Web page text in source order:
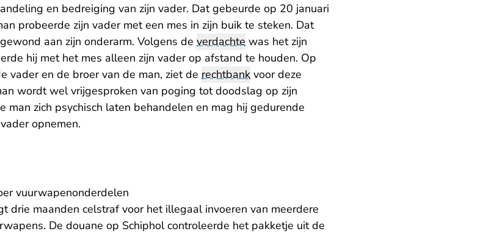
en bedreiging van zijn vader. Dat gebeurde op 20 januari
probeerde zijn vader met een mes in zijn buik te steken. Dat
aan zijn onderarm. Volgens de verdachte was het zijn
hij met het mes alleen zijn vader op afstand te houden. Op
vader en de broer van de man, ziet de rechtbank voor deze
wordt wel vrijgesproken van poging tot doodslag op zijn
man zich psychisch laten behandelen en mag hij gedurende
opnemen.
vuurwapenonderdelen
drie maanden celstraf voor het illegaal invoeren van meerdere
De douane op Schiphol controleerde het pakketje uit de